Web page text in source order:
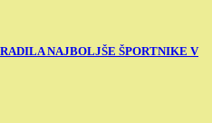
NAJBOLJŠE ŠPORTNIKE V